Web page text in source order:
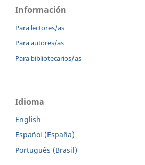
Información
Para lectores/as
Para autores/as
Para bibliotecarios/as
Idioma
English
Español (España)
Português (Brasil)